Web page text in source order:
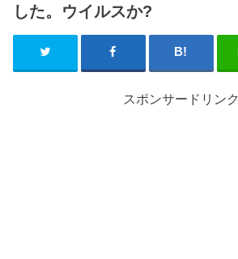
した。ウイルスか?
スポンサードリンク